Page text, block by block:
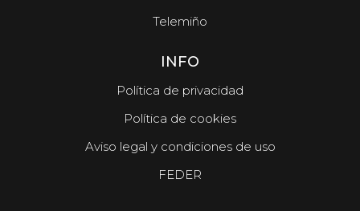
Telemiño
INFO
Política de privacidad
Política de cookies
Aviso legal y condiciones de uso
FEDER